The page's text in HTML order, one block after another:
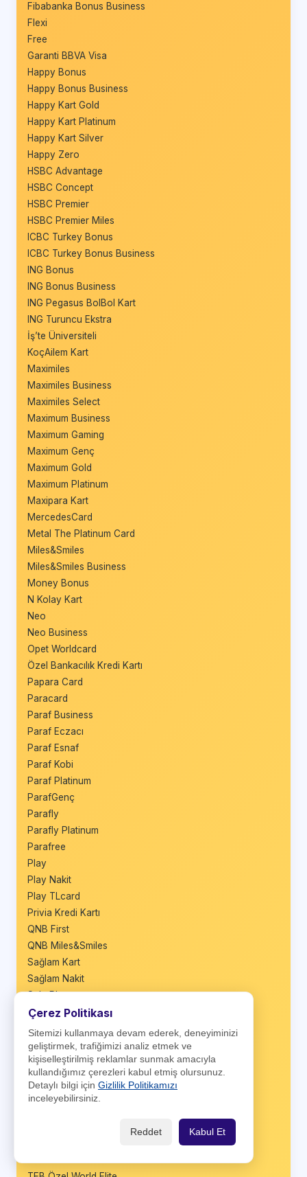
Fibabanka Bonus Business
Flexi
Free
Garanti BBVA Visa
Happy Bonus
Happy Bonus Business
Happy Kart Gold
Happy Kart Platinum
Happy Kart Silver
Happy Zero
HSBC Advantage
HSBC Concept
HSBC Premier
HSBC Premier Miles
ICBC Turkey Bonus
ICBC Turkey Bonus Business
ING Bonus
ING Bonus Business
ING Pegasus BolBol Kart
ING Turuncu Ekstra
İş’te Üniversiteli
KoçAilem Kart
Maximiles
Maximiles Business
Maximiles Select
Maximum Business
Maximum Gaming
Maximum Genç
Maximum Gold
Maximum Platinum
Maxipara Kart
MercedesCard
Metal The Platinum Card
Miles&Smiles
Miles&Smiles Business
Money Bonus
N Kolay Kart
Neo
Neo Business
Opet Worldcard
Özel Bankacılık Kredi Kartı
Papara Card
Paracard
Paraf Business
Paraf Eczacı
Paraf Esnaf
Paraf Kobi
Paraf Platinum
ParafGenç
Parafly
Parafly Platinum
Parafree
Play
Play Nakit
Play TLcard
Privia Kredi Kartı
QNB First
QNB Miles&Smiles
Sağlam Kart
Sağlam Nakit
Sale Plus
Seyyah Kart
Shop&Fly
Shop&Fly Business
Şeker Bonus
Şeker Bonus Business
Taraftar Bonus
Çerez Politikası
Sitemizi kullanmaya devam ederek, deneyiminizi
geliştirmek, trafiğimizi analiz etmek ve
kişiselleştirilmiş reklamlar sunmak amacıyla
kullandığımız çerezleri kabul etmiş olursunuz.
Detaylı bilgi için Gizlilik Politikamızı
inceleyebilirsiniz.
Reddet Kabul Et